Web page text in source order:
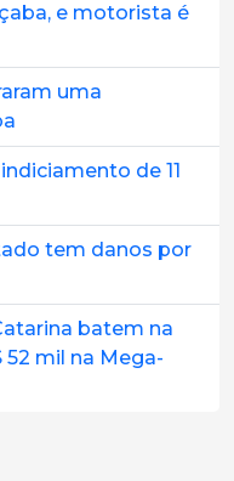
e motorista é
uma
de 11
tem danos por
batem na
mil na Mega-